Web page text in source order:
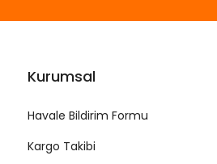
Kurumsal
Havale Bildirim Formu
Kargo Takibi